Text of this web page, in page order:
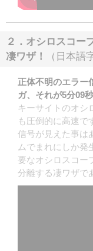
２．オシロスコー
凄ワザ！
（日本語
正体不明のエラー
ガ、それが5分09
キーサイトのオシ
も圧倒的に高速で
信号が見えた事は
ムでまれにしか発
要なオシロスコー
分離する凄ワザで